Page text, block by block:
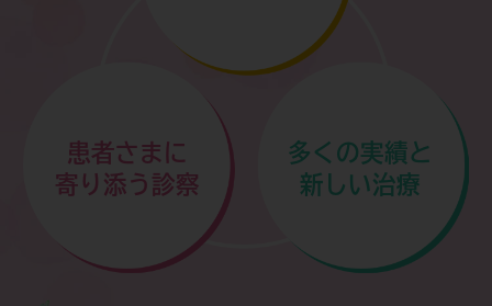
患者さまに
寄り添う診察
多くの実績と
新しい治療